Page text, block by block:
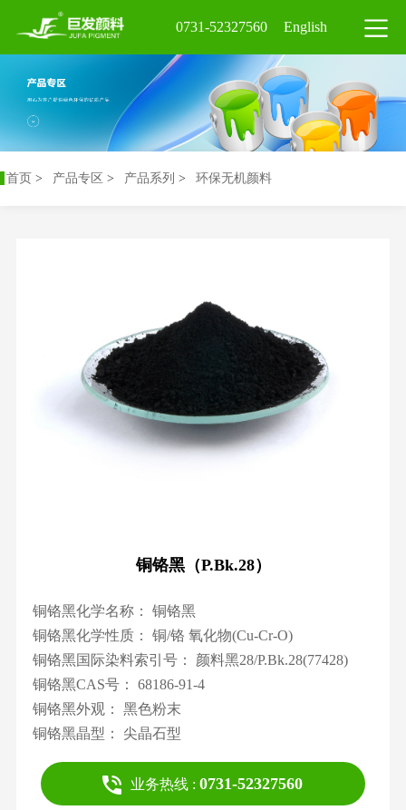
0731-52327560 English
首页 > 产品专区 > 产品系列 > 环保无机颜料
铜铬黑（P.Bk.28）
铜铬黑化学名称： 铜铬黑
铜铬黑化学性质： 铜/铬 氧化物(Cu-Cr-O)
铜铬黑国际染料索引号： 颜料黑28/P.Bk.28(77428)
铜铬黑CAS号： 68186-91-4
铜铬黑外观： 黑色粉末
铜铬黑晶型： 尖晶石型
业务热线 :0731-52327560